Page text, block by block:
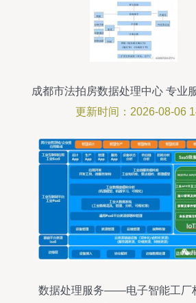
成都市法拍房数据处理中心 专业
拍新生态
更新时间：2026-08-06
数据处理服务——电子智能工厂